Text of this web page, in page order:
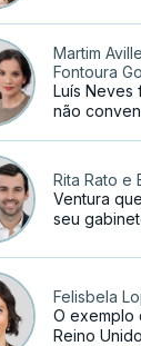
Martim
Fontoura
Luís Neves
não
Rita Rato e
Ventura
seu
Felisbela
O exemplo
Reino Unido